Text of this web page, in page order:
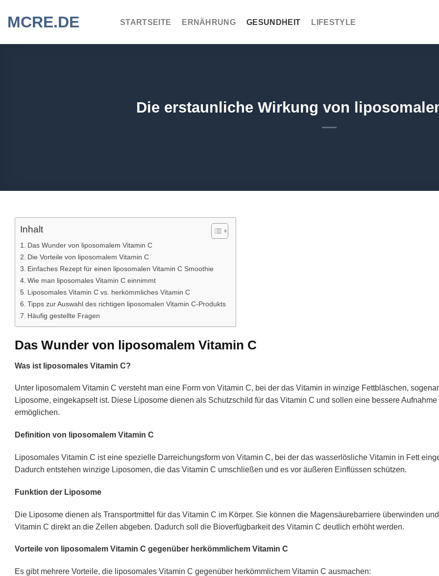
Inhalt
springen
MCRE.DE STARTSEITE ERNÄHRUNG GESUNDHEIT LIFESTYLE
Die erstaunliche Wirkung von
Inhalt
Das Wunder von liposomalem Vitamin C
Die Vorteile von liposomalem Vitamin C
Einfaches Rezept für einen liposomalen Vitamin C Smoothie
Wie man liposomales Vitamin C einnimmt
Liposomales Vitamin C vs. herkömmliches Vitamin C
Tipps zur Auswahl des richtigen liposomalen Vitamin C-Produkts
Häufig gestellte Fragen
Das Wunder von liposomalem Vitamin C
Was ist liposomales Vitamin C?
Unter liposomalem Vitamin C versteht man eine Form von Vitamin C, bei der das Vitamin in winzige Fettbläschen,
Liposome, eingekapselt ist. Diese Liposome dienen als Schutzschild für das Vitamin C und sollen eine bessere Aufnahme
ermöglichen.
Definition von liposomalem Vitamin C
Liposomales Vitamin C ist eine spezielle Darreichungsform von Vitamin C, bei der das wasserlösliche Vitamin in Fett
Dadurch entstehen winzige Liposomen, die das Vitamin C umschließen und es vor äußeren Einflüssen schützen.
Funktion der Liposome
Die Liposome dienen als Transportmittel für das Vitamin C im Körper. Sie können die Magensäurebarriere überwinden
Vitamin C direkt an die Zellen abgeben. Dadurch soll die Bioverfügbarkeit des Vitamin C deutlich erhöht werden.
Vorteile von liposomalem Vitamin C gegenüber herkömmlichem Vitamin C
Es gibt mehrere Vorteile, die liposomales Vitamin C gegenüber herkömmlichem Vitamin C ausmachen: